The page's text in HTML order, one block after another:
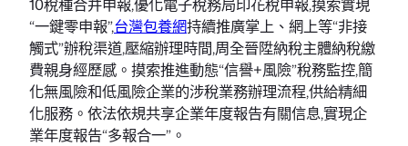
“一鍵零申報”,台灣包養網持續推廣掌上、網上等“非接
觸式”辦稅渠道,壓縮辦理時間,周全晉陞納稅主體納稅繳
費親身經歷感。摸索推進動態“信譽+風險”稅務監控,簡
化無風險和低風險企業的涉稅業務辦理流程,供給精細
化服務。依法依規共享企業年度報告有關信息,實現企
業年度報告“多報合一”。